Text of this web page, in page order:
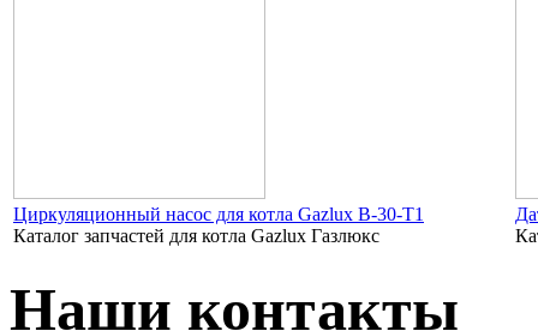
Циркуляционный насос для котла Gazlux B-30-T1
Каталог запчастей для котла Gazlux Газлюкс
Наши контакты